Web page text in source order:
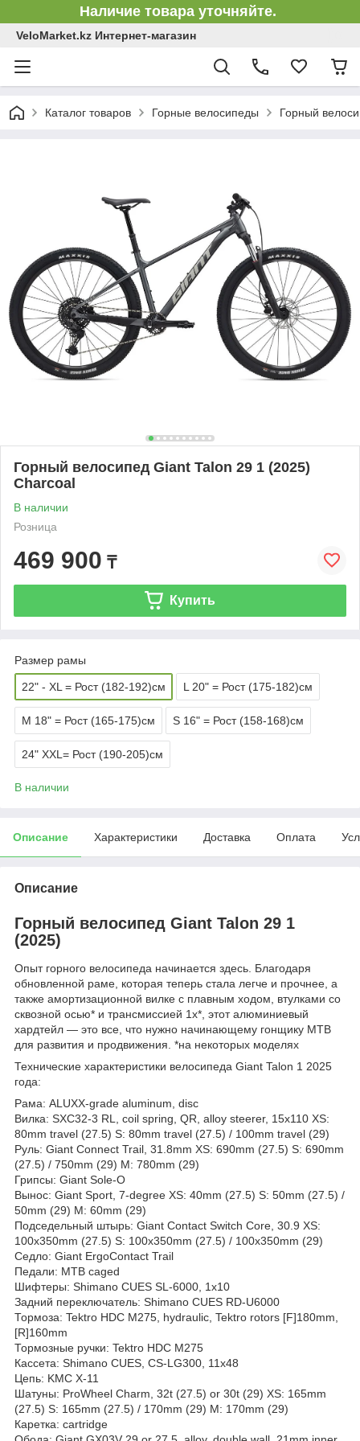
Наличие товара уточняйте.
VeloMarket.kz Интернет-магазин
Каталог товаров Горные велосипеды Горный
Горный велосипед Giant Talon 29 1 (2025)
Charcoal
В наличии
Розница
469 900 ₸
Купить
Размер рамы
22" - XL = Рост (182-192)см L 20" = Рост (175-182)см
M 18" = Рост (165-175)см S 16" = Рост (158-168)см
24" XXL= Рост (190-205)см
В наличии
Описание Характеристики Доставка Оплата
Описание
Горный велосипед Giant Talon 29 1
(2025)
Опыт горного велосипеда начинается здесь. Благодаря
обновленной раме, которая теперь стала легче и прочнее, а
также амортизационной вилке с плавным ходом, втулками со
сквозной осью* и трансмиссией 1x*, этот алюминиевый
хардтейл — это все, что нужно начинающему гонщику MTB
для развития и продвижения. *на некоторых моделях
Технические характеристики велосипеда Giant Talon 1 2025
года:
Рама: ALUXX-grade aluminum, disc
Вилка: SXC32-3 RL, coil spring, QR, alloy steerer, 15x110 XS:
80mm travel (27.5) S: 80mm travel (27.5) / 100mm travel (29)
Руль: Giant Connect Trail, 31.8mm XS: 690mm (27.5) S: 690mm
(27.5) / 750mm (29) M: 780mm (29)
Грипсы: Giant Sole-O
Вынос: Giant Sport, 7-degree XS: 40mm (27.5) S: 50mm (27.5) /
50mm (29) M: 60mm (29)
Подседельный штырь: Giant Contact Switch Core, 30.9 XS:
100x350mm (27.5) S: 100x350mm (27.5) / 100x350mm (29)
Седло: Giant ErgoContact Trail
Педали: MTB caged
Шифтеры: Shimano CUES SL-6000, 1x10
Задний переключатель: Shimano CUES RD-U6000
Тормоза: Tektro HDC M275, hydraulic, Tektro rotors [F]180mm,
[R]160mm
Тормозные ручки: Tektro HDC M275
Кассета: Shimano CUES, CS-LG300, 11x48
Цепь: KMC X-11
Шатуны: ProWheel Charm, 32t (27.5) or 30t (29) XS: 165mm
(27.5) S: 165mm (27.5) / 170mm (29) M: 170mm (29)
Каретка: cartridge